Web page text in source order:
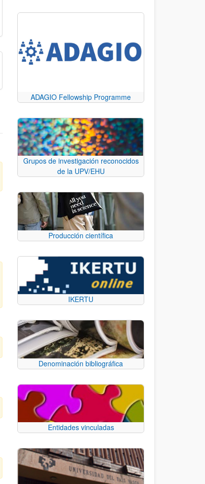
ADAGIO Fellowship Programme
Grupos de investigación reconocidos
de la UPV/EHU
Producción científica
IKERTU
Denominación bibliográfica
Entidades vinculadas